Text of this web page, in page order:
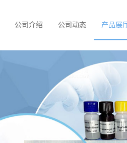
公司介绍 公司动态 产品展